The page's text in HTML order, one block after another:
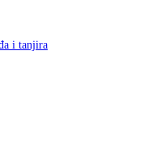
i tanjira